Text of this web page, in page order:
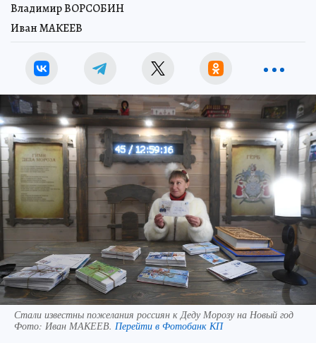
Владимир ВОРСОБИН
Иван МАКЕЕВ
Стали известны пожелания россиян к Деду Морозу на Новый год
Фото: Иван МАКЕЕВ. Перейти в Фотобанк КП